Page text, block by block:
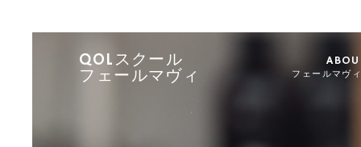
QOLスクール
フェールマヴィ
フェールマヴ